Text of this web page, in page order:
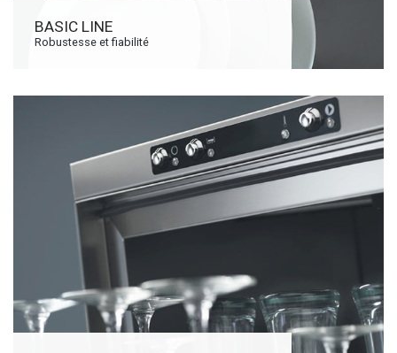
BASIC LINE
Robustesse et fiabilité